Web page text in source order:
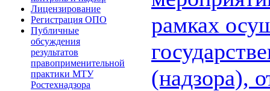
Лицензирование
Регистрация ОПО
Публичные
обсуждения
результатов
правоприменительной
практики МТУ
Ростехнадзора
рамках
(надзора),